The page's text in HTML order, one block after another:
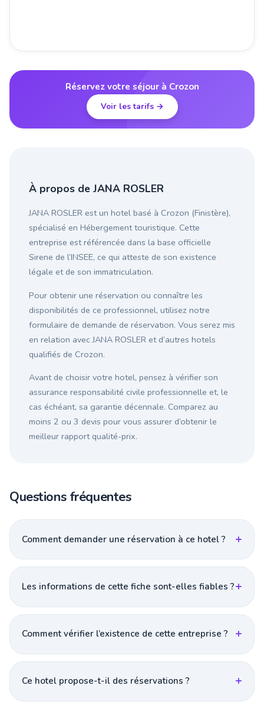
Réservez votre séjour à Crozon
Voir les tarifs →
À propos de JANA ROSLER
JANA ROSLER est un hotel basé à Crozon (Finistère),
spécialisé en Hébergement touristique. Cette
entreprise est référencée dans la base officielle
Sirene de l’INSEE, ce qui atteste de son existence
légale et de son immatriculation.
Pour obtenir une réservation ou connaître les
disponibilités de ce professionnel, utilisez notre
formulaire de demande de réservation. Vous serez mis
en relation avec JANA ROSLER et d’autres hotels
qualifiés de Crozon.
Avant de choisir votre hotel, pensez à vérifier son
assurance responsabilité civile professionnelle et, le
cas échéant, sa garantie décennale. Comparez au
moins 2 ou 3 devis pour vous assurer d’obtenir le
meilleur rapport qualité-prix.
Questions fréquentes
Comment demander une réservation à ce hotel ?
Les informations de cette fiche sont-elles fiables ?
Comment vérifier l’existence de cette entreprise ?
Ce hotel propose-t-il des réservations ?